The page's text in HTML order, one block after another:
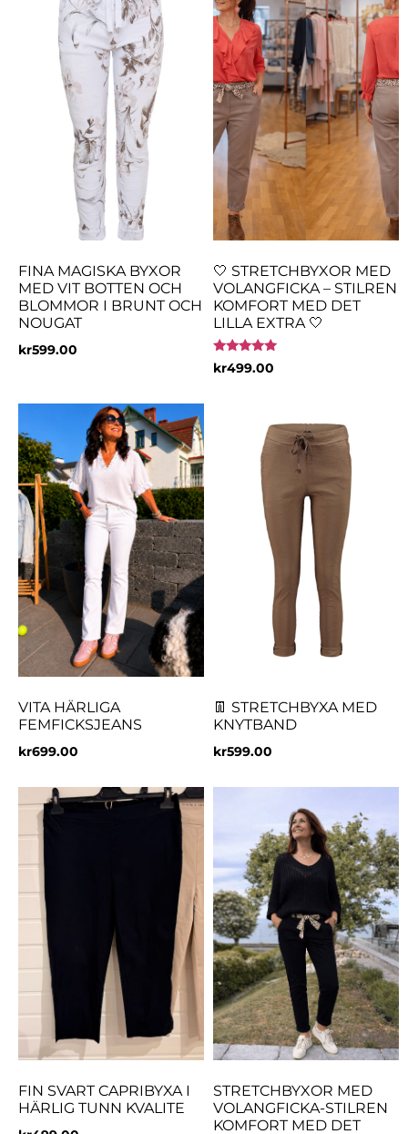
FINA MAGISKA BYXOR
MED VIT BOTTEN OCH
BLOMMOR I BRUNT OCH
NOUGAT
kr599.00
🤍 STRETCHBYXOR MED
VOLANGFICKA – STILREN
KOMFORT MED DET
LILLA EXTRA 🤍
Betygsatt
5.00
kr499.00
VITA HÄRLIGA
FEMFICKSJEANS
kr699.00
👖 STRETCHBYXA MED
KNYTBAND
kr599.00
FIN SVART CAPRIBYXA I
HÄRLIG TUNN KVALITE
STRETCHBYXOR MED
VOLANGFICKA-STILREN
KOMFORT MED DET